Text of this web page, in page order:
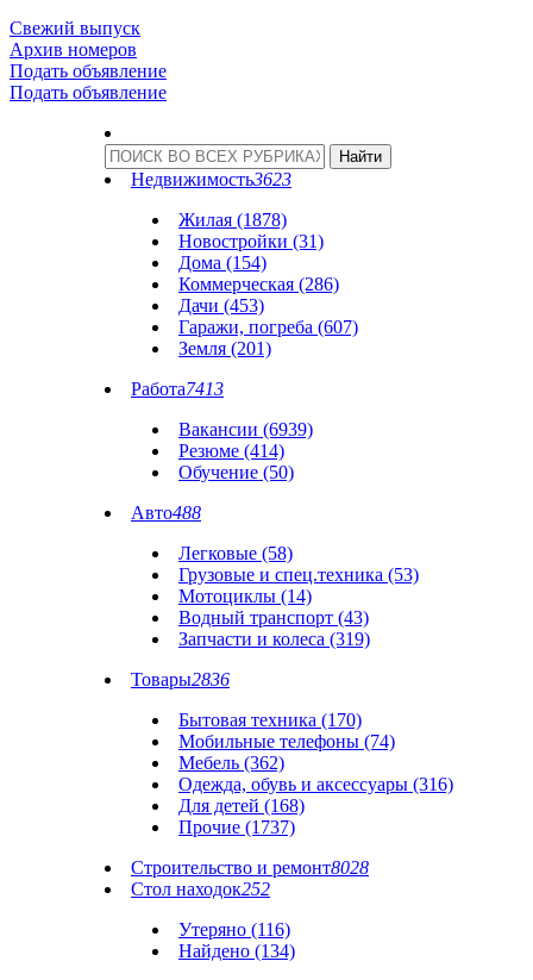
Свежий выпуск
Архив номеров
Подать объявление
Подать объявление
Недвижимость3623
Жилая (1878)
Новостройки (31)
Дома (154)
Коммерческая (286)
Дачи (453)
Гаражи, погреба (607)
Земля (201)
Работа7413
Вакансии (6939)
Резюме (414)
Обучение (50)
Авто488
Легковые (58)
Грузовые и спец.техника (53)
Мотоциклы (14)
Водный транспорт (43)
Запчасти и колеса (319)
Товары2836
Бытовая техника (170)
Мобильные телефоны (74)
Мебель (362)
Одежда, обувь и аксессуары (316)
Для детей (168)
Прочие (1737)
Строительство и ремонт8028
Стол находок252
Утеряно (116)
Найдено (134)